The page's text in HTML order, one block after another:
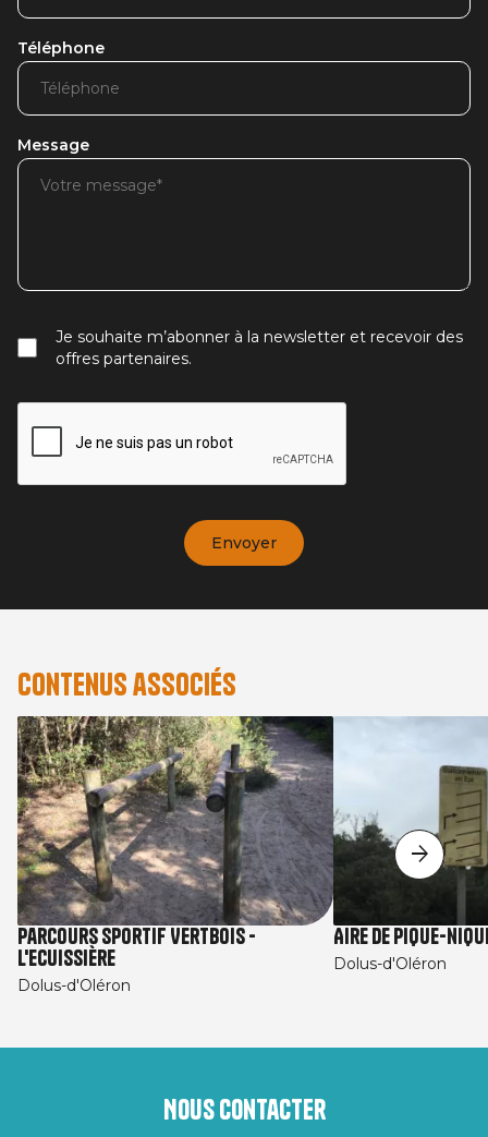
Téléphone
Message
Je souhaite m’abonner à la newsletter et recevoir des
offres partenaires.
Contenus associés
Parcours sportif Vertbois -
l'Ecuissière
Dolus-d'Oléron
Aire de pique-
Dolus-d'Oléron
Nous contacter